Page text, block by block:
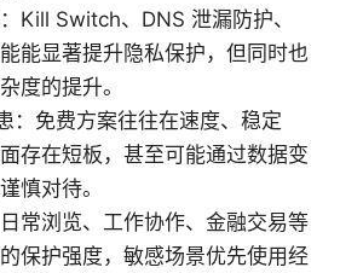
Kill Switch、DNS 泄漏防护、
能显著提升隐私保护，但同时也
度的提升。
：免费方案往往在速度、稳定
存在短板，甚至可能通过数据变
慎对待。
常浏览、工作协作、金融交易等
保护强度，敏感场景优先使用经